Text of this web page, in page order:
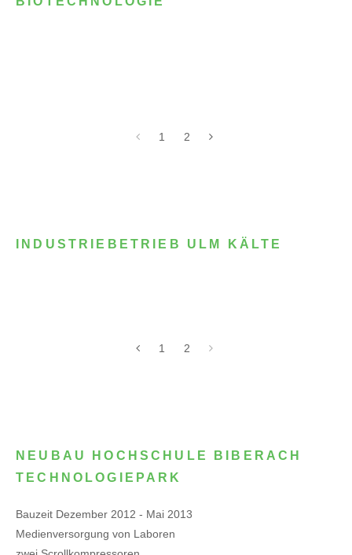
1 2
INDUSTRIEBETRIEB ULM KÄLTE
1 2
NEUBAU HOCHSCHULE BIBERACH
TECHNOLOGIEPARK
Bauzeit Dezember 2012 - Mai 2013
Medienversorgung von Laboren